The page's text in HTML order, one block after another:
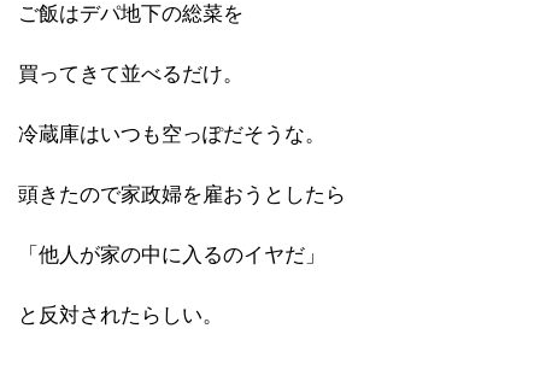
ご飯はデパ地下の総菜を
買ってきて並べるだけ。
冷蔵庫はいつも空っぽだそうな。
頭きたので家政婦を雇おうとしたら
「他人が家の中に入るのイヤだ」
と反対されたらしい。